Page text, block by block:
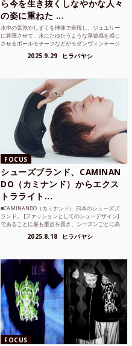
ら今を生き抜くしなやかな人々
の姿に重ねた ...
水中の気泡やしずくを球体で表現し、ジュエリー
に昇華させて、水にたゆたうような浮遊感を感じ
させるボールモチーフなどがモダンヴィンテージ
2025.9.29 ヒラバヤシ
FOCUS
シューズブランド、CAMINAN
DO（カミナンド）からエクス
トラライト...
■CAMINANDO（カミナンド） 日本のシューズブ
ランド。 [ファッションとしてのシューデザイン]
であることに最も重点を置き、シーズンごとに高
2025.8.18 ヒラバヤシ
FOCUS